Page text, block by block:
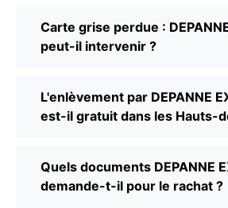
Carte grise perdue : DEPANNE
peut-il intervenir ?
L'enlèvement par DEPANNE
est-il gratuit dans les Hauts-
Quels documents DEPANNE
demande-t-il pour le rachat ?